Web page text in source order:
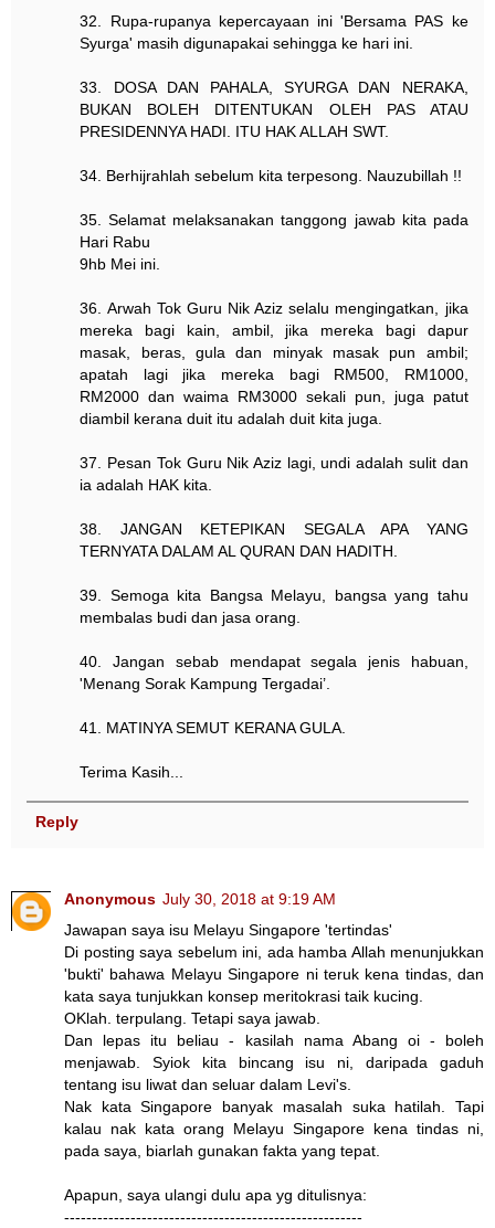
32. Rupa-rupanya kepercayaan ini 'Bersama PAS ke
Syurga' masih digunapakai sehingga ke hari ini.
33. DOSA DAN PAHALA, SYURGA DAN NERAKA,
BUKAN BOLEH DITENTUKAN OLEH PAS ATAU
PRESIDENNYA HADI. ITU HAK ALLAH SWT.
34. Berhijrahlah sebelum kita terpesong. Nauzubillah !!
35. Selamat melaksanakan tanggong jawab kita pada
Hari Rabu
9hb Mei ini.
36. Arwah Tok Guru Nik Aziz selalu mengingatkan, jika
mereka bagi kain, ambil, jika mereka bagi dapur
masak, beras, gula dan minyak masak pun ambil;
apatah lagi jika mereka bagi RM500, RM1000,
RM2000 dan waima RM3000 sekali pun, juga patut
diambil kerana duit itu adalah duit kita juga.
37. Pesan Tok Guru Nik Aziz lagi, undi adalah sulit dan
ia adalah HAK kita.
38. JANGAN KETEPIKAN SEGALA APA YANG
TERNYATA DALAM AL QURAN DAN HADITH.
39. Semoga kita Bangsa Melayu, bangsa yang tahu
membalas budi dan jasa orang.
40. Jangan sebab mendapat segala jenis habuan,
'Menang Sorak Kampung Tergadai’.
41. MATINYA SEMUT KERANA GULA.
Terima Kasih...
Reply
Anonymous July 30, 2018 at 9:19 AM
Jawapan saya isu Melayu Singapore 'tertindas'
Di posting saya sebelum ini, ada hamba Allah menunjukkan
'bukti' bahawa Melayu Singapore ni teruk kena tindas, dan
kata saya tunjukkan konsep meritokrasi taik kucing.
OKlah. terpulang. Tetapi saya jawab.
Dan lepas itu beliau - kasilah nama Abang oi - boleh
menjawab. Syiok kita bincang isu ni, daripada gaduh
tentang isu liwat dan seluar dalam Levi's.
Nak kata Singapore banyak masalah suka hatilah. Tapi
kalau nak kata orang Melayu Singapore kena tindas ni,
pada saya, biarlah gunakan fakta yang tepat.
Apapun, saya ulangi dulu apa yg ditulisnya:
------------------------------------------------------